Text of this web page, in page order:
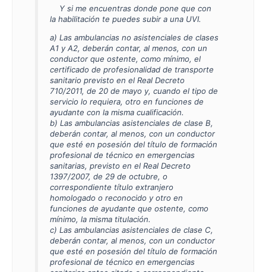
Y si me encuentras donde pone que con
la habilitación te puedes subir a una UVI.
a) Las ambulancias no asistenciales de clases
A1 y A2, deberán contar, al menos, con un
conductor que ostente, como mínimo, el
certificado de profesionalidad de transporte
sanitario previsto en el Real Decreto
710/2011, de 20 de mayo y, cuando el tipo de
servicio lo requiera, otro en funciones de
ayudante con la misma cualificación.
b) Las ambulancias asistenciales de clase B,
deberán contar, al menos, con un conductor
que esté en posesión del título de formación
profesional de técnico en emergencias
sanitarias, previsto en el Real Decreto
1397/2007, de 29 de octubre, o
correspondiente título extranjero
homologado o reconocido y otro en
funciones de ayudante que ostente, como
mínimo, la misma titulación.
c) Las ambulancias asistenciales de clase C,
deberán contar, al menos, con un conductor
que esté en posesión del título de formación
profesional de técnico en emergencias